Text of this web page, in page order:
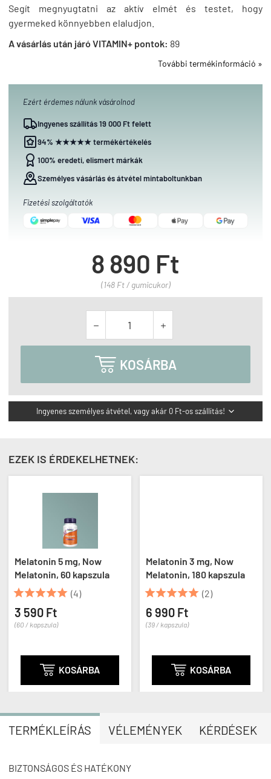
Segít megnyugtatni az aktív elmét és testet, hogy
gyermeked könnyebben elaludjon.
A vásárlás után járó VITAMIN+ pontok: 89
További termékinformáció »
Ezért érdemes nálunk vásárolnod
Ingyenes szállítás 19 000 Ft felett
94% ★★★★★ termékértékelés
100% eredeti, elismert márkák
Személyes vásárlás és átvétel mintaboltunkban
Fizetési szolgáltatók
8 890 Ft
(148 Ft / gumicukor)
 
 KOSÁRBA
Ingyenes személyes átvétel, vagy akár 0 Ft-os szállítás! 
EZEK IS ÉRDEKELHETNEK:
Melatonin 5 mg, Now
Melatonin, 60 kapszula
 (4)
3 590 Ft
(60 / kapszula)
 KOSÁRBA
Melatonin 3 mg, Now
Melatonin, 180 kapszula
 (2)
6 990 Ft
(39 / kapszula)
 KOSÁRBA
TERMÉKLEÍRÁS VÉLEMÉNYEK KÉRDÉSEK
BIZTONSÁGOS ÉS HATÉKONY